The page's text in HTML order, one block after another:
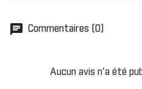
chat Commentaires (0)
Aucun avis n'a été